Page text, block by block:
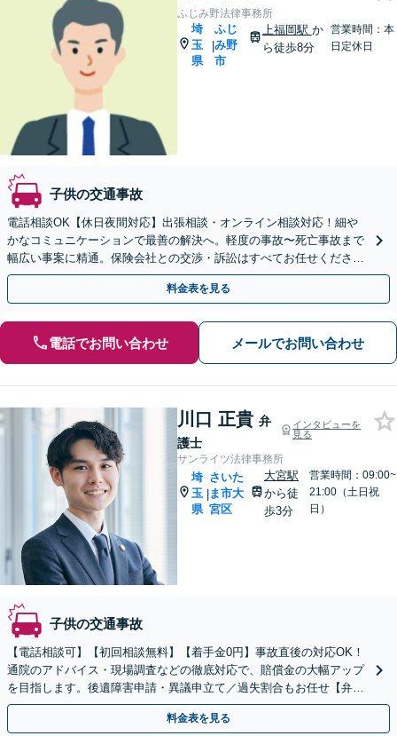
ふじみ野法律事務所
埼
玉
県
|
ふじ
み野
市
上福岡駅 か
ら徒歩8分
営業時間：本
日定休日
子供の交通事故
電話相談OK【休日夜間対応】出張相談・オンライン相談対応！細や
かなコミュニケーションで最善の解決へ。軽度の事故〜死亡事故まで
幅広い事案に精通。保険会社との交渉・訴訟はすべてお任せください
【弁護士特約利用可】【初回相談無料】【上福岡駅8分】
料金表を見る
電話でお問い合わせ メールでお問い合わせ
川口 正貴 弁
護士
インタビューを
見る
サンライツ法律事務所
埼
玉
県
|
さいた
ま市大
宮区
大宮駅
から徒
歩3分
営業時間：09:00~
21:00（土日祝
日）
子供の交通事故
【電話相談可】【初回相談無料】【着手金0円】事故直後の対応OK！
通院のアドバイス・現場調査などの徹底対応で、賠償金の大幅アップ
を目指します。後遺障害申請・異議申立て／過失割合もお任せ【弁護
士特約利用可】【完全個室】【大宮駅3分】
料金表を見る